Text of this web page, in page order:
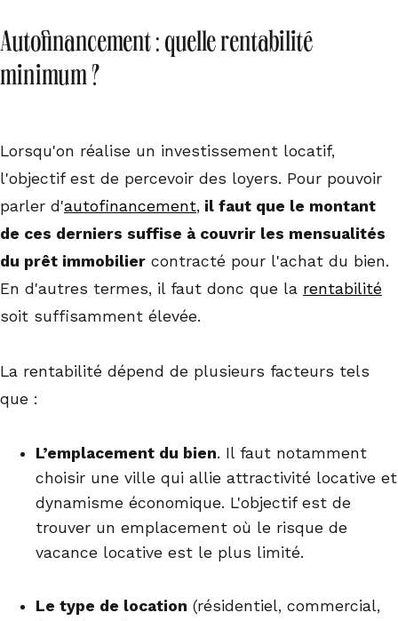
Autofinancement : quelle rentabilité
minimum ?
Lorsqu'on réalise un investissement locatif,
l'objectif est de percevoir des loyers. Pour pouvoir
parler d'autofinancement, il faut que le montant
de ces derniers suffise à couvrir les mensualités
du prêt immobilier contracté pour l'achat du bien.
En d'autres termes, il faut donc que la rentabilité
soit suffisamment élevée.
La rentabilité dépend de plusieurs facteurs tels
que :
L’emplacement du bien. Il faut notamment
choisir une ville qui allie attractivité locative et
dynamisme économique. L'objectif est de
trouver un emplacement où le risque de
vacance locative est le plus limité.
Le type de location (résidentiel, commercial,